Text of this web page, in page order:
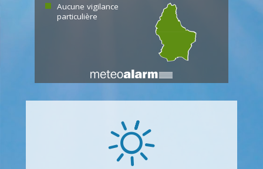
Aucune vigilance
particulière